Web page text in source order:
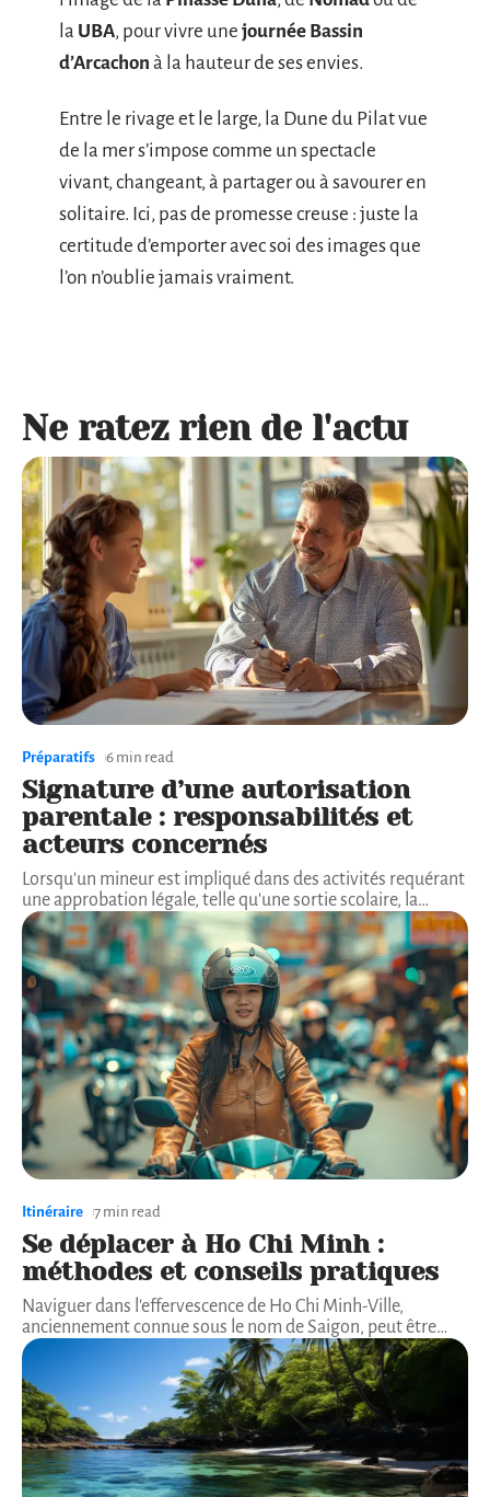
la UBA, pour vivre une journée Bassin
d’Arcachon à la hauteur de ses envies.
Entre le rivage et le large, la Dune du Pilat vue
de la mer s’impose comme un spectacle
vivant, changeant, à partager ou à savourer en
solitaire. Ici, pas de promesse creuse : juste la
certitude d’emporter avec soi des images que
l’on n’oublie jamais vraiment.
Ne ratez rien de l'actu
Préparatifs 6 min read
Signature d’une autorisation
parentale : responsabilités et
acteurs concernés
Lorsqu'un mineur est impliqué dans des activités requérant
une approbation légale, telle qu'une sortie scolaire, la…
Itinéraire 7 min read
Se déplacer à Ho Chi Minh :
méthodes et conseils pratiques
Naviguer dans l'effervescence de Ho Chi Minh-Ville,
anciennement connue sous le nom de Saigon, peut être…